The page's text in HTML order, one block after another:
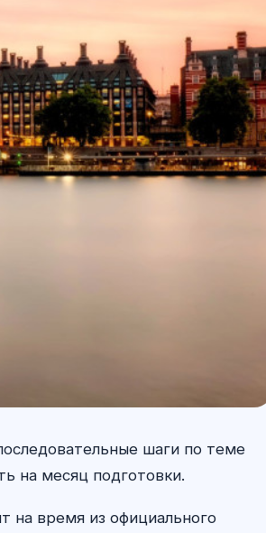
шаги по теме
на месяц подготовки.
на время из официального